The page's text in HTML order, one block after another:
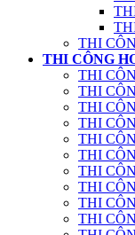
THI
THI CÔNG
THI
THI
THI
THI
THI
THI
THI
THI
THI
THI